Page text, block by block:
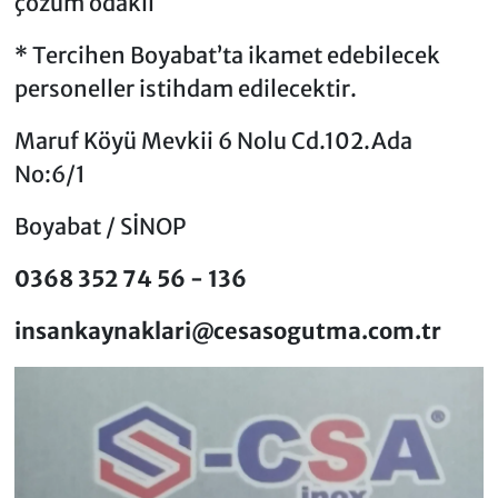
* Tercihen Boyabat’ta ikamet edebilecek
personeller istihdam edilecektir.
Maruf Köyü Mevkii 6 Nolu Cd.102.Ada
No:6/1
Boyabat / SİNOP
0368 352 74 56 - 136
insankaynaklari@cesasogutma.com.tr